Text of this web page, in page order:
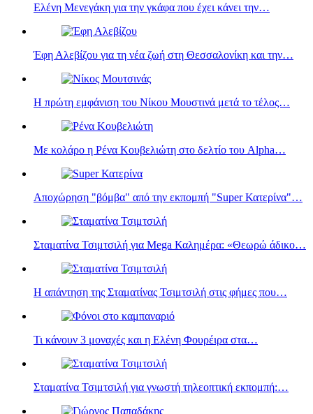
Ελένη Μενεγάκη για την γκάφα που έχει κάνει την…
Έφη Αλεβίζου για τη νέα ζωή στη Θεσσαλονίκη και την…
Η πρώτη εμφάνιση του Νίκου Μουστινά μετά το τέλος…
Με κολάρο η Ρένα Κουβελιώτη στο δελτίο του Alpha…
Αποχώρηση "βόμβα" από την εκπομπή "Super Κατερίνα"…
Σταματίνα Τσιμτσιλή για Mega Καλημέρα: «Θεωρώ άδικο…
Η απάντηση της Σταματίνας Τσιμτσιλή στις φήμες που…
Τι κάνουν 3 μοναχές και η Eλένη Φουρέιρα στα…
Σταματίνα Τσιμτσιλή για γνωστή τηλεοπτική εκπομπή:…